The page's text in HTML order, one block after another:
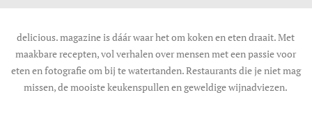
delicious. magazine is dáár waar het om koken en eten draait. Met
maakbare recepten, vol verhalen over mensen met een passie voor
eten en fotografie om bij te watertanden. Restaurants die je niet mag
missen, de mooiste keukenspullen en geweldige wijnadviezen.